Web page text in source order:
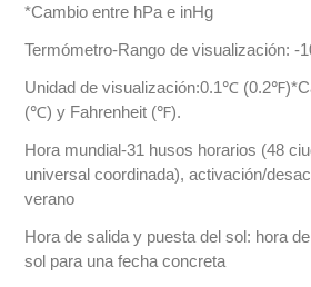
*Cambio entre hPa e inHg
Termómetro-Rango de visualización:
Unidad de visualización:0.1℃
(℃) y Fahrenheit (℉).
Hora mundial-31 husos horarios (48
universal coordinada), activación/
verano
Hora de salida y puesta del sol: hora
sol para una fecha concreta